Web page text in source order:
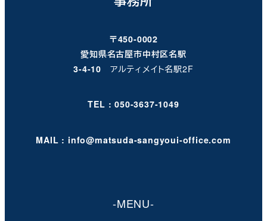
〒450-0002
愛知県名古屋市中村区名駅
3-4-10 アルティメイト名駅2F
TEL : 050-3637-1049
MAIL : info@matsuda-sangyoui-office.com
-MENU-